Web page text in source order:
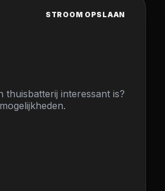
STROOM OPSLAAN
interessant is?